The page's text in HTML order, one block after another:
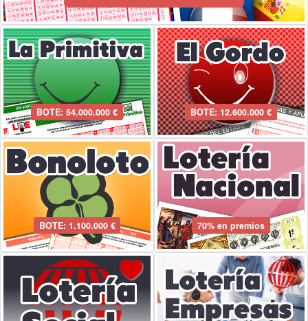
BOTE: 54.000.000 € BOTE: 12.600.000 €
BOTE: 1.100.000 € 70% en premios